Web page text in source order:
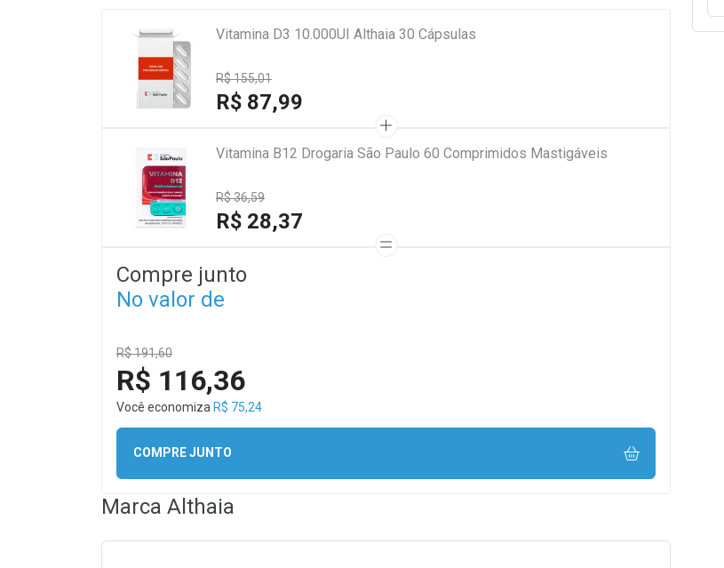
Vitamina D3 10.000UI Althaia 30 Cápsulas
R$ 155,01
R$ 87,99
Vitamina B12 Drogaria São Paulo 60 Comprimidos Mastigáveis
R$ 36,59
R$ 28,37
Compre junto
No valor de
R$ 191,60
R$ 116,36
Você economiza R$ 75,24
COMPRE JUNTO
Marca Althaia